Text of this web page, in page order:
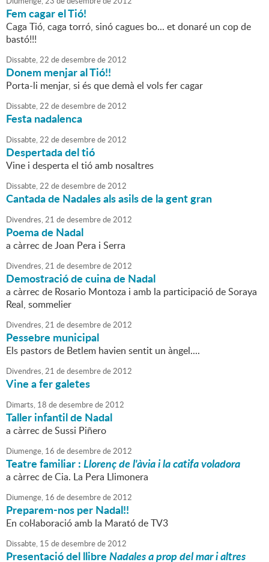
Fem cagar el Tió!
Caga Tió, caga torró, sinó cagues bo... et donaré un cop de
bastó!!!
Dissabte,22 dedesembrede2012
Donem menjar al Tió!!
Porta-li menjar, si és que demà el vols fer cagar
Dissabte,22 dedesembrede2012
Festa nadalenca
Dissabte,22 dedesembrede2012
Despertada del tió
Vine i desperta el tió amb nosaltres
Dissabte,22 dedesembrede2012
Cantada de Nadales als asils de la gent gran
Divendres,21 dedesembrede2012
Poema de Nadal
a càrrec de Joan Pera i Serra
Divendres,21 dedesembrede2012
Demostració de cuina de Nadal
a càrrec de Rosario Montoza i amb la participació de Soraya
Real, sommelier
Divendres,21 dedesembrede2012
Pessebre municipal
Els pastors de Betlem havien sentit un àngel....
Divendres,21 dedesembrede2012
Vine a fer galetes
Dimarts, 18 dedesembrede2012
Taller infantil de Nadal
a càrrec de Sussi Piñero
Diumenge, 16 dedesembrede2012
Teatre familiar :Llorenç de l'àvia i la catifa voladora
a càrrec de Cia. La Pera Llimonera
Diumenge, 16 dedesembrede2012
Preparem-nos per Nadal!!
En col·laboració amb la Marató de TV3
Dissabte, 15 dedesembrede2012
Presentació del llibreNadales a prop del mar i altres